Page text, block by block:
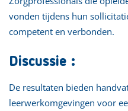
vonden tijdens hun
competent en verbonden.
Discussie :
De resultaten bieden
leerwerkomgevingen voor